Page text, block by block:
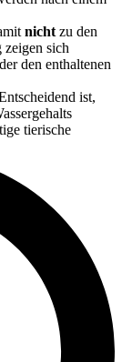
nicht zu den
zeigen sich
den enthaltenen
ist,
tierische